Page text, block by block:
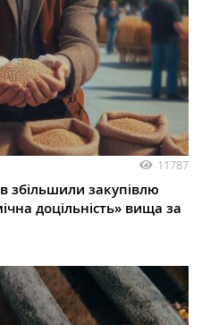
11787
збільшили закупівлю
доцільність» вища за